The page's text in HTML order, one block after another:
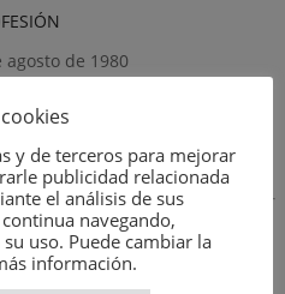
agosto de 1980
civil del estado.-
local.-Funcionarios
autónomos.-Régimen de
y de terceros para mejorar
publicidad relacionada
el análisis de sus
navegando,
uso. Puede cambiar la
información.